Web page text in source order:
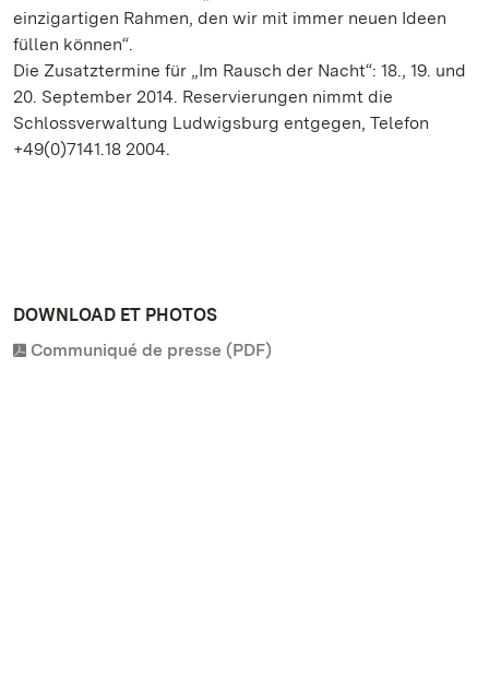
einzigartigen Rahmen, den wir mit immer neuen Ideen
füllen können“.
Die Zusatztermine für „Im Rausch der Nacht“: 18., 19. und
20. September 2014. Reservierungen nimmt die
Schlossverwaltung Ludwigsburg entgegen, Telefon
+49(0)7141.18 2004.
DOWNLOAD ET PHOTOS
Communiqué de presse (PDF)